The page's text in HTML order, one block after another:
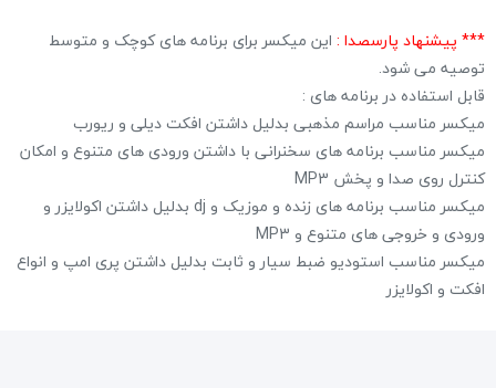
*** پیشنهاد پارسصدا : این میکسر برای برنامه های کوچک و متوسط
توصیه می شود.
قابل استفاده در برنامه های :
میکسر مناسب مراسم مذهبی بدلیل داشتن افکت دیلی و ریورب
میکسر مناسب برنامه های سخنرانی با داشتن ورودی های متنوع و امکان
کنترل روی صدا و پخش MP3
میکسر مناسب برنامه های زنده و موزیک و dj بدلیل داشتن اکولایزر و
ورودی و خروجی های متنوع و MP3
میکسر مناسب استودیو ضبط سیار و ثابت بدلیل داشتن پری امپ و انواع
افکت و اکولایزر